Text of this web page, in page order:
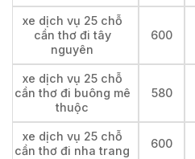
xe dịch vụ 25 chỗ
cần thơ đi tây
nguyên
600
xe dịch vụ 25 chỗ
cần thơ đi buông mê
thuộc
580
xe dịch vụ 25 chỗ
cần thơ đi nha trang
600